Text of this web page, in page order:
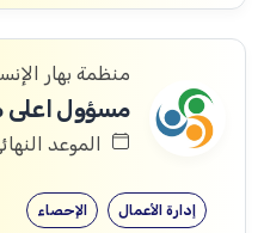
منظمة بهار
مسؤول اعلى
الموعد النهائي: 16/08/
الإحصاء إدارة الأعمال